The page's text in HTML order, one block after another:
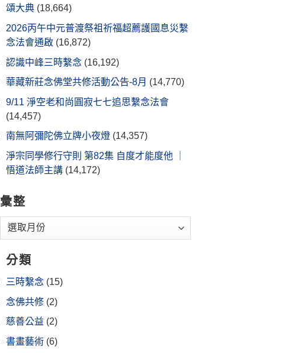
頌大典 (18,664)
2026丙午中元普渡祭祖祈福超薦護國息災繫
念法會通啟 (16,872)
認識中峰三時繫念 (16,192)
華藏新莊念佛堂共修活動公告-8月 (14,770)
9/11 淨空老和尚圓寂七七追思繫念法會
(14,457)
南無阿彌陀佛立牌小夜燈 (14,357)
淨宗同學修行守則 第82集 自度才能度他 ｜
悟道法師主講 (14,172)
彙整
分類
三時繫念 (15)
念佛共修 (2)
慈善公益 (2)
書畫藝術 (6)